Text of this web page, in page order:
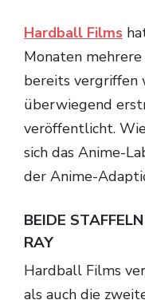
Hardball Films
Monaten
bereits vergriffen
überwiegend
veröffentlicht.
sich das Anime-
der Anime-
BEIDE
RAY
Hardball Films veröffentlicht sowohl die erste
als auch die